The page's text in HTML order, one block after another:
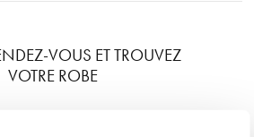
VOUS ET TROUVEZ
VOTRE ROBE